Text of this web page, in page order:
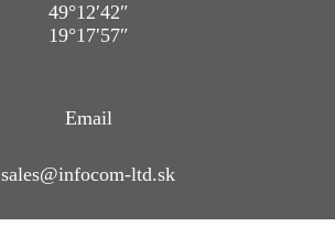
49°12′42″
19°17′57″
Email
sales@infocom-ltd.sk